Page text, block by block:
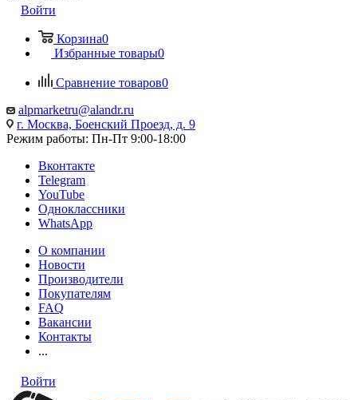
Войти
Корзина0
Избранные товары0
Сравнение товаров0
alpmarketru@alandr.ru
г. Москва, Боенский Проезд, д. 9
Режим работы: Пн-Пт 9:00-18:00
Вконтакте
Telegram
YouTube
Одноклассники
WhatsApp
О компании
Новости
Производители
Покупателям
FAQ
Вакансии
Контакты
...
Войти